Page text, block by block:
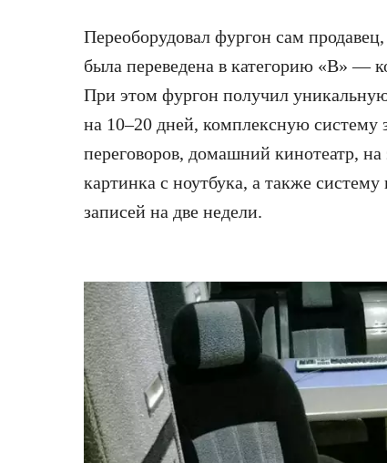
Переоборудовал фургон сам
была переведена в категорию «В» —
При этом фургон получил
на 10–20 дней, комплексную
переговоров, домашний кинотеатр,
картинка с ноутбука, а также
записей на две недели.